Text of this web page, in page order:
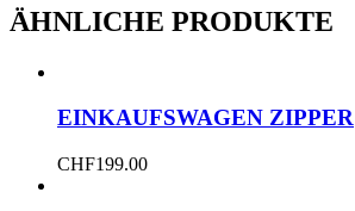
ÄHNLICHE PRODUKTE
EINKAUFSWAGEN ZIPPER
CHF199.00